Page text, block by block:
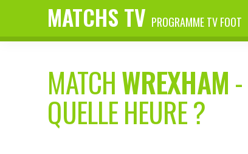
MATCHS TV PROGRAMME TV FOOT
MATCHWREXHAM-
QUELLE HEURE ?